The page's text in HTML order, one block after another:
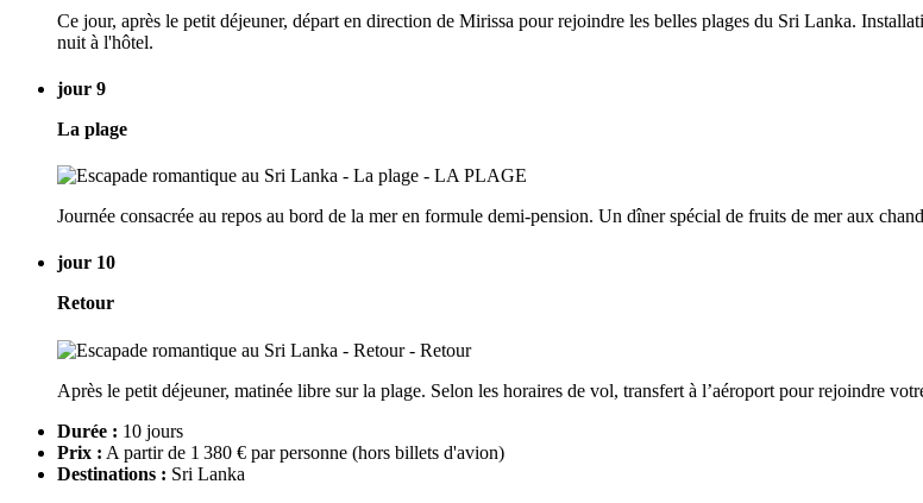
Ce jour, après le petit déjeuner, départ en direction de Mirissa pour rejoindre les belles plages du Sri Lanka.
nuit à l'hôtel.
jour 9
La plage
Journée consacrée au repos au bord de la mer en formule demi-pension. Un dîner spécial de fruits de mer aux
jour 10
Retour
Après le petit déjeuner, matinée libre sur la plage. Selon les horaires de vol, transfert à l’aéroport pour rejoindre
Durée : 10 jours
Prix : A partir de 1 380 € par personne (hors billets d'avion)
Destinations : Sri Lanka